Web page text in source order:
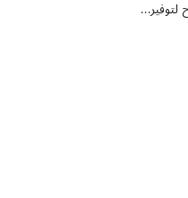
لتوفير…